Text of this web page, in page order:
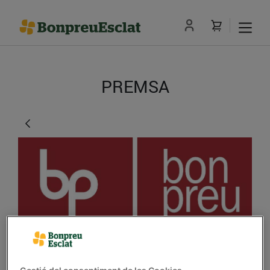
PREMSA
Bonpreu reparteix el 2n,